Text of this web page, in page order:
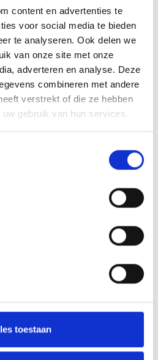
content en advertenties te
voor social media te bieden
te analyseren. Ook delen we
van onze site met onze
adverteren en analyse. Deze
combineren met andere
verstrekt of die ze hebben
gebruik van hun services.
toestaan
O13, O14* en O15
14:00 -
17:30
deze toernooien? Downloaddit
het op naar
. Wij zien uw inschrijvingen